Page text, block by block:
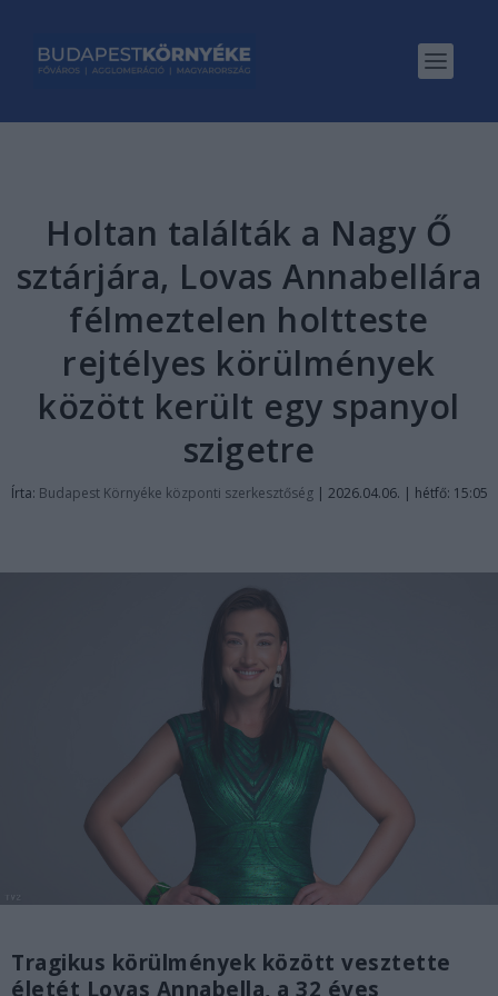
Holtan találták a Nagy Ő
sztárjára, Lovas Annabellára
félmeztelen holtteste
rejtélyes körülmények
között került egy spanyol
szigetre
Írta: Budapest Környéke központi szerkesztőség| 2026.04.06. | hétfő: 15:05
Tragikus körülmények között vesztette
életét Lovas Annabella, a 32 éves